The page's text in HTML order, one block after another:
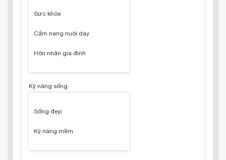
Sức khỏe
Cẩm nang nuôi dạy
Hôn nhân gia đình
Kỹ năng sống
Sống đẹp
Kỹ năng mềm